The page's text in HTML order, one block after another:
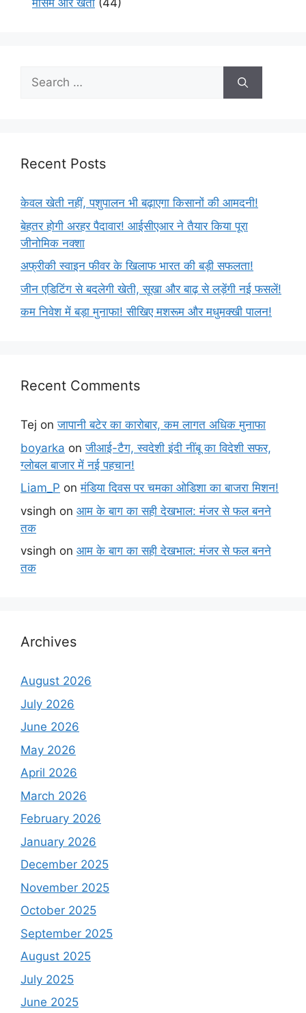
मौसम और खेती (44)
Recent Posts
केवल खेती नहीं, पशुपालन भी बढ़ाएगा किसानों की आमदनी!
बेहतर होगी अरहर पैदावार! आईसीएआर ने तैयार किया पूरा
जीनोमिक नक्शा
अफ्रीकी स्वाइन फीवर के खिलाफ भारत की बड़ी सफलता!
जीन एडिटिंग से बदलेगी खेती, सूखा और बाढ़ से लड़ेंगी नई फसलें!
कम निवेश में बड़ा मुनाफा! सीखिए मशरूम और मधुमक्खी पालन!
Recent Comments
Tej onजापानी बटेर का कारोबार, कम लागत अधिक मुनाफा
boyarka onजीआई-टैग, स्वदेशी इंदी नींबू का विदेशी सफर,
ग्लोबल बाजार में नई पहचान!
Liam_P onमंडिया दिवस पर चमका ओडिशा का बाजरा मिशन!
vsingh on आम के बाग का सही देखभाल: मंजर से फल बनने
तक
vsingh on आम के बाग का सही देखभाल: मंजर से फल बनने
तक
Archives
August 2026
July 2026
June 2026
May 2026
April 2026
March 2026
February 2026
January 2026
December 2025
November 2025
October 2025
September 2025
August 2025
July 2025
June 2025